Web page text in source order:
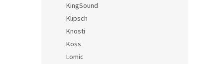
KingSound
Klipsch
Knosti
Koss
Lomic